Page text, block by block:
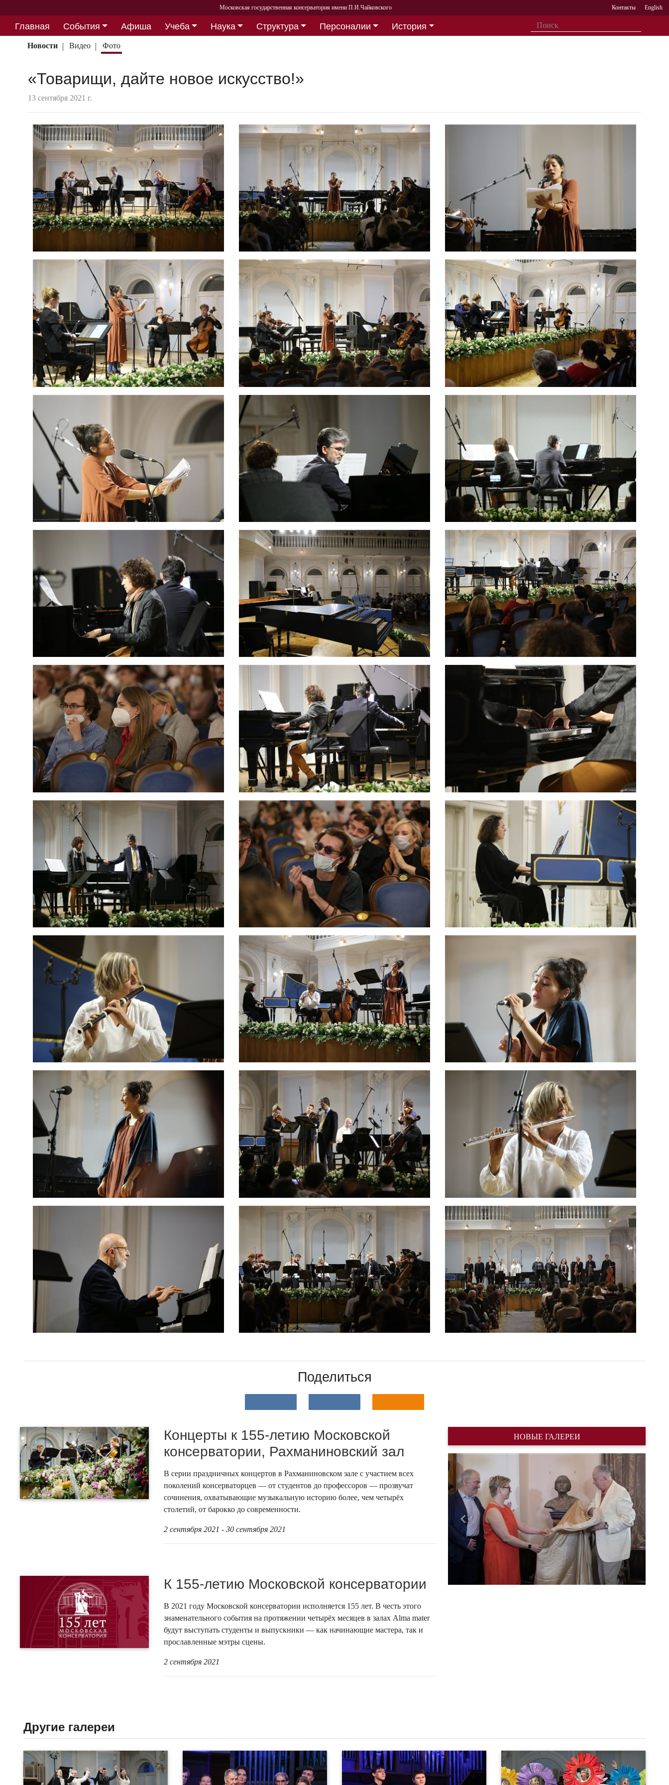
Московская государственная консерватория имени П.И.Чайковского Контакты English
Главная События Афиша Учеба Наука Структура Персоналии
История
Партнерство
Новости Видео Фото
«Товарищи, дайте новое искусство!»
13 сентября 2021 г.
Поделиться
Концерты к 155-летию Московской
консерватории, Рахманиновский зал
В серии праздничных концертов в Рахманиновском зале с участием всех
поколений консерваторцев — от студентов до профессоров — прозвучат
сочинения, охватывающие музыкальную историю более, чем четырёх
столетий, от барокко до современности.
2 сентября 2021 - 30 сентября 2021
К 155-летию Московской консерватории
В 2021 году Московской консерватории исполняется 155 лет. В честь этого
знаменательного события на протяжении четырёх месяцев в залах Alma mater
будут выступать студенты и выпускники — как начинающие мастера, так и
прославленные мэтры сцены.
2 сентября 2021
НОВЫЕ ГАЛЕРЕИ
Назад Вперед
Другие галереи